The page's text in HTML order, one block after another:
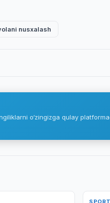
nusxalash
o‘zingizga qulay
SPORT